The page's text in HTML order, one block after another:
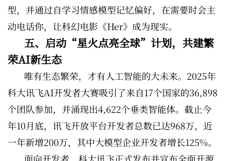
型，并通过自学习情感模型记忆偏好，在需要时会主
动电话你，让科幻电影《Her》成为现实。
五、启动“星火点亮全球”计划，共建繁
荣AI新生态
唯有生态繁荣，才有人工智能的大未来。2025年
科大讯飞AI开发者大赛吸引了来自17个国家的36,898
个团队参加，并涌现出4,622个垂类智能体。截止今
年10月底，讯飞开放平台开发者总数已达968万，近
一年新增200万，其中大模型企业开发者增长125%。
面向开发者，科大讯飞正式发布并宣布全面开源